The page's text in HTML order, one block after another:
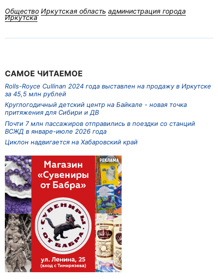
Общество Иркутская область администрация города
Иркутска
САМОЕ ЧИТАЕМОЕ
Rolls-Royce Cullinan 2024 года выставлен на продажу в Иркутске
за 45,5 млн рублей
Круглогодичный детский центр на Байкале - новая точка
притяжения для Сибири и ДВ
Почти 7 млн пассажиров отправились в поездки со станций
ВСЖД в январе-июле 2026 года
Циклон надвигается на Хабаровский край